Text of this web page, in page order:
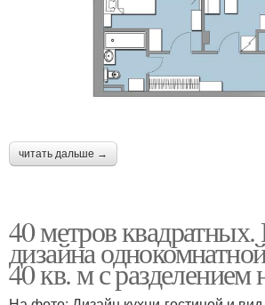
читать дальше →
40 метров
дизайна
40 кв. м с разделением